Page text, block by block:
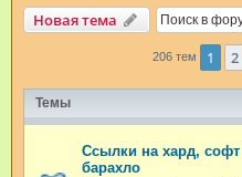
Новая тема
206 тем 1 2
Темы
Ссылки на хард,
барахло